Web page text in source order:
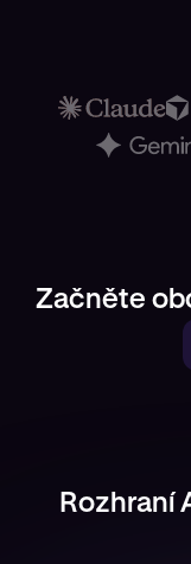
Začněte
Rozhraní